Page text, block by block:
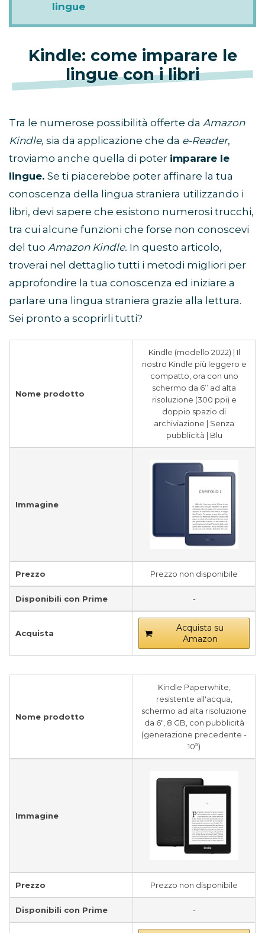
lingue
Kindle: come imparare le
lingue con i libri
Tra le numerose possibilità offerte da Amazon
Kindle, sia da applicazione che da e-Reader,
troviamo anche quella di poter imparare le
lingue. Se ti piacerebbe poter affinare la tua
conoscenza della lingua straniera utilizzando i
libri, devi sapere che esistono numerosi trucchi,
tra cui alcune funzioni che forse non conoscevi
del tuo Amazon Kindle. In questo articolo,
troverai nel dettaglio tutti i metodi migliori per
approfondire la tua conoscenza ed iniziare a
parlare una lingua straniera grazie alla lettura.
Sei pronto a scoprirli tutti?
Nome prodotto
Kindle (modello 2022) | Il
nostro Kindle più leggero e
compatto, ora con uno
schermo da 6’’ ad alta
risoluzione (300 ppi) e
doppio spazio di
archiviazione | Senza
pubblicità | Blu
Immagine
Prezzo Prezzo non disponibile
Disponibili con Prime -
Acquista
Acquista su
Amazon
Nome prodotto
Kindle Paperwhite,
resistente all'acqua,
schermo ad alta risoluzione
da 6", 8 GB, con pubblicità
(generazione precedente -
10ª)
Immagine
Prezzo Prezzo non disponibile
Disponibili con Prime -